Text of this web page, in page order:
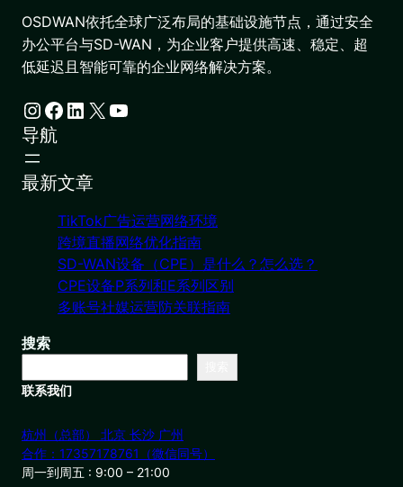
OSDWAN依托全球广泛布局的基础设施节点，通过安全
办公平台与SD-WAN，为企业客户提供高速、稳定、超
低延迟且智能可靠的企业网络解决方案。
Instagram Facebook LinkedIn X YouTube
导航
最新文章
TikTok广告运营网络环境
跨境直播网络优化指南
SD-WAN设备（CPE）是什么？怎么选？
CPE设备P系列和E系列区别
多账号社媒运营防关联指南
搜索
联系我们
杭州（总部） 北京 长沙 广州
合作：17357178761（微信同号）
周一到周五 : 9:00 – 21:00